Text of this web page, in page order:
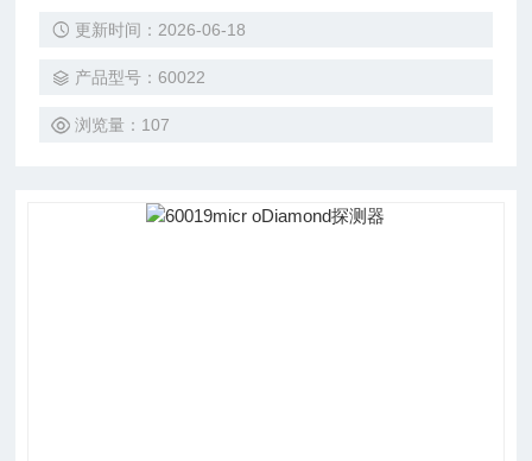
立与射野尺寸 的百分深度剂量测量。 此外，新设计的水等效
更新时间：2026-06-18
产品型号：60022
浏览量：107